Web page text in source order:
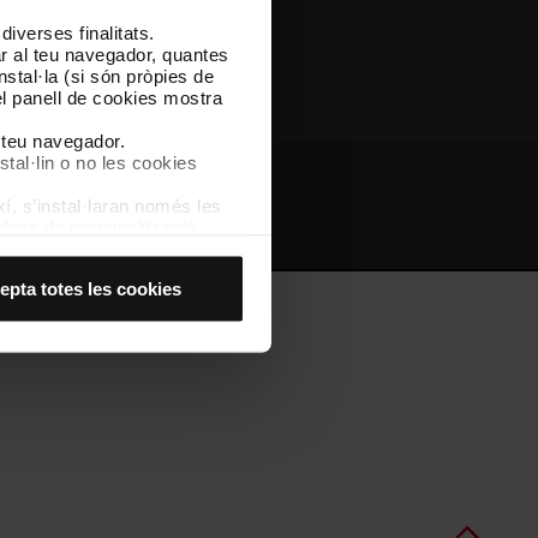
finalitats.
al teu navegador, quantes
(si són pròpies de
panell de cookies mostra
navegador.
o no les cookies
s’instal·laran només les
d’usuari.
totes les cookies
Altres webs de TMB
d'interès Intranet